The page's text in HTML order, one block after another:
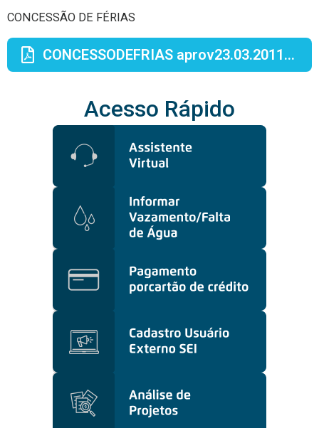
CONCESSÃO DE FÉRIAS
CONCESSODEFRIAS aprov23.03.2011.pdf
Acesso Rápido